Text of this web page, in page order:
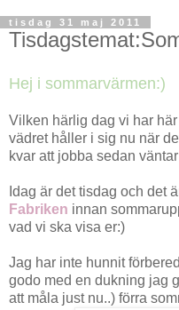
tisdag 31 maj 2011
Hej i sommarvärmen:)
Vilken härlig dag vi har
vädret håller i sig nu när
kvar att jobba sedan
Idag är det tisdag och det
Fabriken innan
vad vi ska visa er:)
Jag har inte hunnit
godo med en dukning jag
att måla just nu..) förra